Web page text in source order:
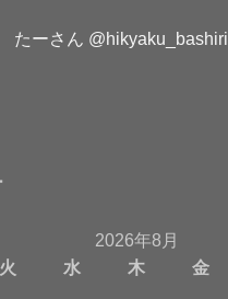
たーさん @hikyaku_bashiri
2026年8月
火 水 木 金